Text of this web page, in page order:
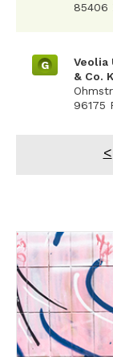
85406
G
Veolia
& Co.
96175
<